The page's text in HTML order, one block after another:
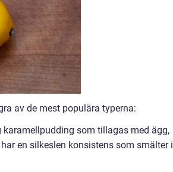
av de mest populära typerna:
som tillagas med ägg,
en silkeslen konsistens som smälter i